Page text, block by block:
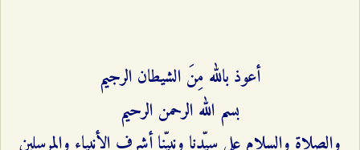
أعوذ بالله مِنَ الشيطان الرجيم
بسم الله الرحمن الرحيم